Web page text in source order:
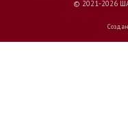
© 2021-2026